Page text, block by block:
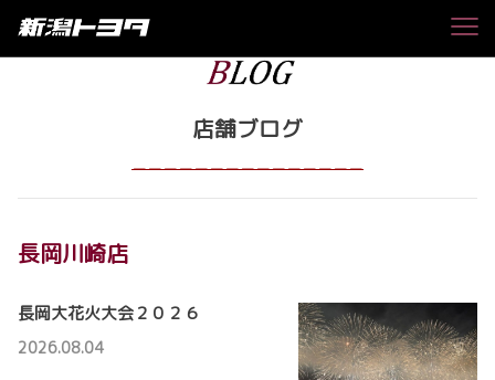
店舗ブログ
長岡川崎店
長岡大花火大会２０２６
2026.08.04